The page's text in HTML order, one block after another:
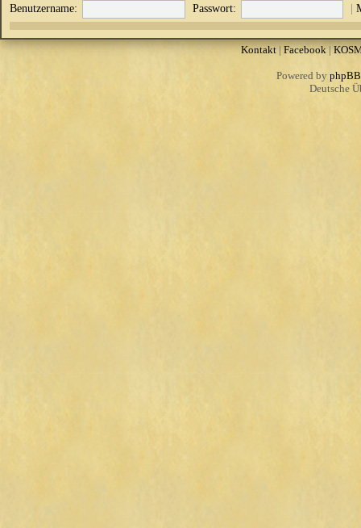
Benutzername: Passwort: |
Kontakt| Facebook|
Powered by phpBB
Deutsche